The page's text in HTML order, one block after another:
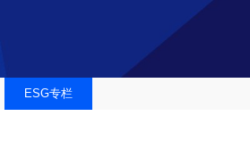
ESG专栏